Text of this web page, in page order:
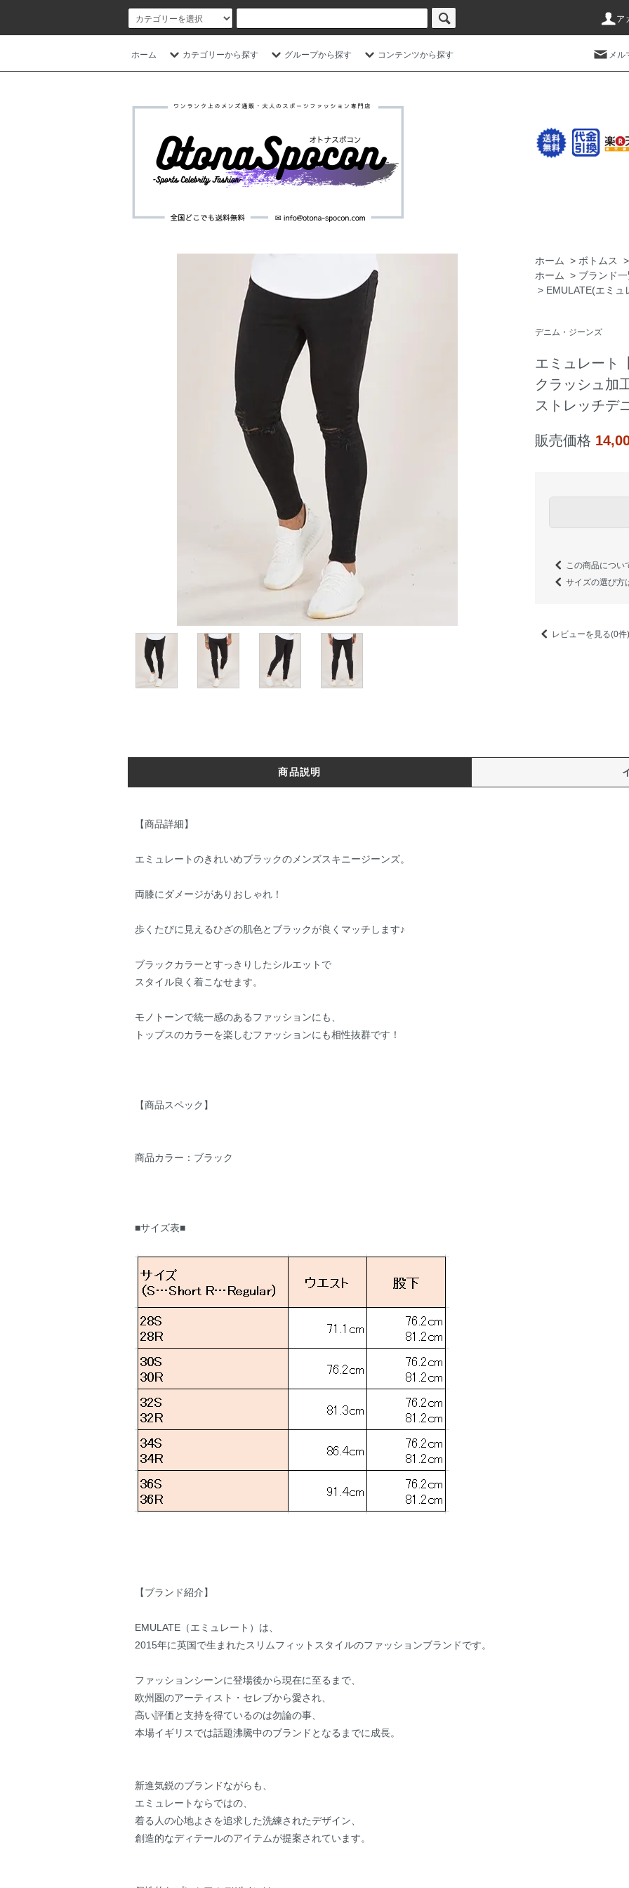
ア
ホーム カテゴリーから探す グループから探す コンテンツから探す メル
ホーム > ボトムス >
ホーム
> ブランド
> EMULATE(エミュ
デニム・ジーンズ
エミュレート
クラッシュ加
ストレッチデ
販売価格
この商品につい
サイズの選び方
レビューを見る(0件)
商品説明
【商品詳細】
エミュレートのきれいめブラックのメンズスキニージーンズ。
両膝にダメージがありおしゃれ！
歩くたびに見えるひざの肌色とブラックが良くマッチします♪
ブラックカラーとすっきりしたシルエットで
スタイル良く着こなせます。
モノトーンで統一感のあるファッションにも、
トップスのカラーを楽しむファッションにも相性抜群です！
【商品スペック】
商品カラー：ブラック
■サイズ表■
【ブランド紹介】
EMULATE（エミュレート）は、
2015年に英国で生まれたスリムフィットスタイルのファッションブランドです。
ファッションシーンに登場後から現在に至るまで、
欧州圏のアーティスト・セレブから愛され、
高い評価と支持を得ているのは勿論の事、
本場イギリスでは話題沸騰中のブランドとなるまでに成長。
新進気鋭のブランドながらも、
エミュレートならではの、
着る人の心地よさを追求した洗練されたデザイン、
創造的なディテールのアイテムが提案されています。